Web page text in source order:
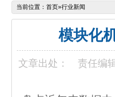
当前位置： 首页»行业新闻
模块化
文章出处： 责任编